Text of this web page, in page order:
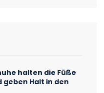
halten die Füße
geben Halt in den